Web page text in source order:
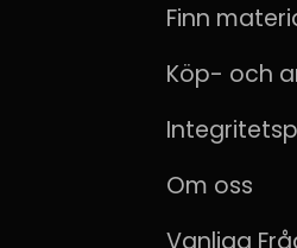
Finn
Köp- och
Om oss
Vanliga